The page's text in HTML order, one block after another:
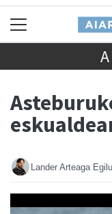
Lander Arteaga